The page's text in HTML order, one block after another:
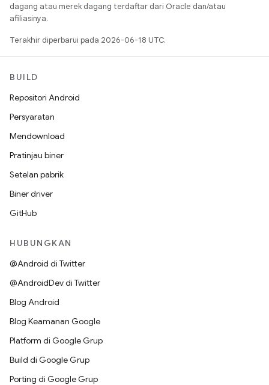
dagang atau merek dagang terdaftar dari Oracle dan/atau
afiliasinya.
Terakhir diperbarui pada 2026-06-18 UTC.
BUILD
Repositori Android
Persyaratan
Mendownload
Pratinjau biner
Setelan pabrik
Biner driver
GitHub
HUBUNGKAN
@Android di Twitter
@AndroidDev di Twitter
Blog Android
Blog Keamanan Google
Platform di Google Grup
Build di Google Grup
Porting di Google Grup